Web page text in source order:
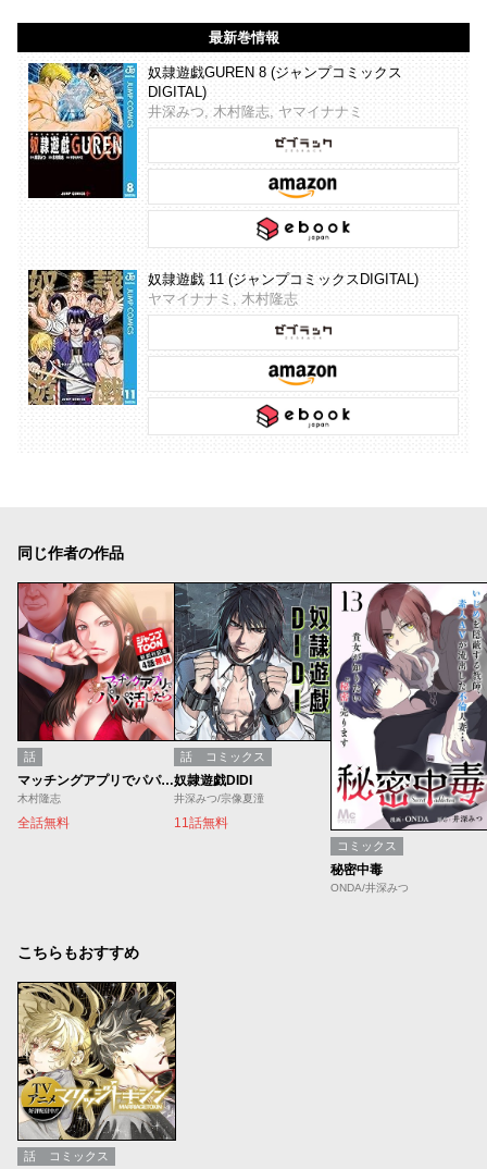
最新巻情報
奴隷遊戯GUREN 8 (ジャンプコミックス
DIGITAL)
井深みつ, 木村隆志, ヤマイナナミ
奴隷遊戯 11 (ジャンプコミックスDIGITAL)
ヤマイナナミ, 木村隆志
同じ作者の作品
話
マッチングアプリでパパ活したら／ジャンプTOON新創刊記念出張掲載
木村隆志
全話無料
話 コミックス
奴隷遊戯DIDI
井深みつ/宗像夏潼
11話無料
コミックス
秘密中毒
ONDA/井深みつ
こちらもおすすめ
話 コミックス